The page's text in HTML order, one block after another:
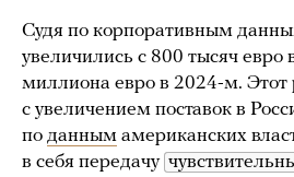
Судя по корпоративным
увеличились с 800 тысяч евро
миллиона евро в 2024-м. Этот
с увеличением поставок в
по данным американских
в себя передачу